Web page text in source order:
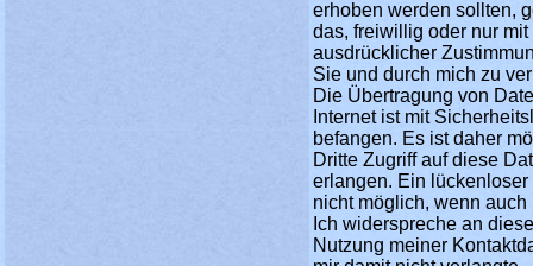
erhoben werden sollten,
das, freiwillig oder nur mit
ausdrücklicher
Sie und durch mich zu
Die Übertragung von
Internet ist mit
befangen. Es ist daher
Dritte Zugriff auf diese
erlangen. Ein lückenloser
nicht möglich, wenn auch
Ich widerspreche an
Nutzung meiner